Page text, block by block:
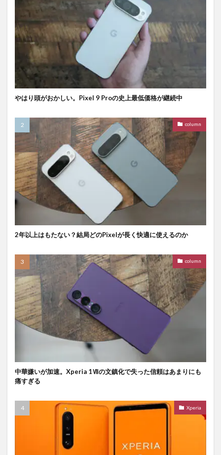
やはり頭がおかしい。Pixel 9 Proの史上最低価格が継続中
column
2年以上はもたない？結局どのPixelが長く快適に使えるのか
column
中華嫌いが加速。Xperia 1Ⅶの文鎮化で失った信頼はあまりにも
痛すぎる
Xperia